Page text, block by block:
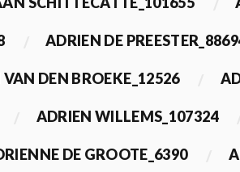
ADRIEN DE
DEN BROEKE_12526
ADRIEN WILLEMS_107324
DE GROOTE_6390